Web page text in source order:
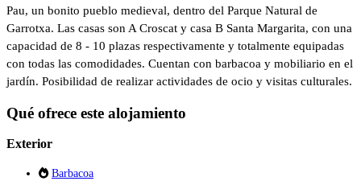
Pau, un bonito pueblo medieval, dentro del Parque Natural de
Garrotxa. Las casas son A Croscat y casa B Santa Margarita, con una
capacidad de 8 - 10 plazas respectivamente y totalmente equipadas
con todas las comodidades. Cuentan con barbacoa y mobiliario en el
jardín. Posibilidad de realizar actividades de ocio y visitas culturales.
Qué ofrece este alojamiento
Exterior
Barbacoa